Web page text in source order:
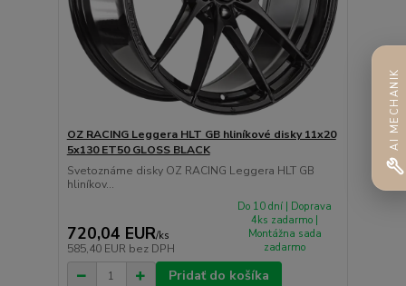
OZ RACING Leggera HLT GB hliníkové disky 11x20
5x130 ET50 GLOSS BLACK
Svetoznáme disky OZ RACING Leggera HLT GB
hliníkov...
720,04 EUR/ks
585,40 EUR bez DPH
Do 10 dní | Doprava
4ks zadarmo |
Montážna sada
zadarmo
Pridať do košíka
AI MECHANIK